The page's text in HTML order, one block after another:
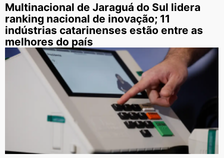
Multinacional de Jaraguá do Sul lidera
ranking nacional de inovação; 11
indústrias catarinenses estão entre as
melhores do país